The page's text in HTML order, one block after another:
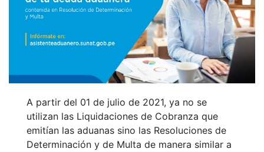
A partir del 01 de julio de 2021, ya no se
utilizan las Liquidaciones de Cobranza que
emitían las aduanas sino las Resoluciones de
Determinación y de Multa de manera similar a